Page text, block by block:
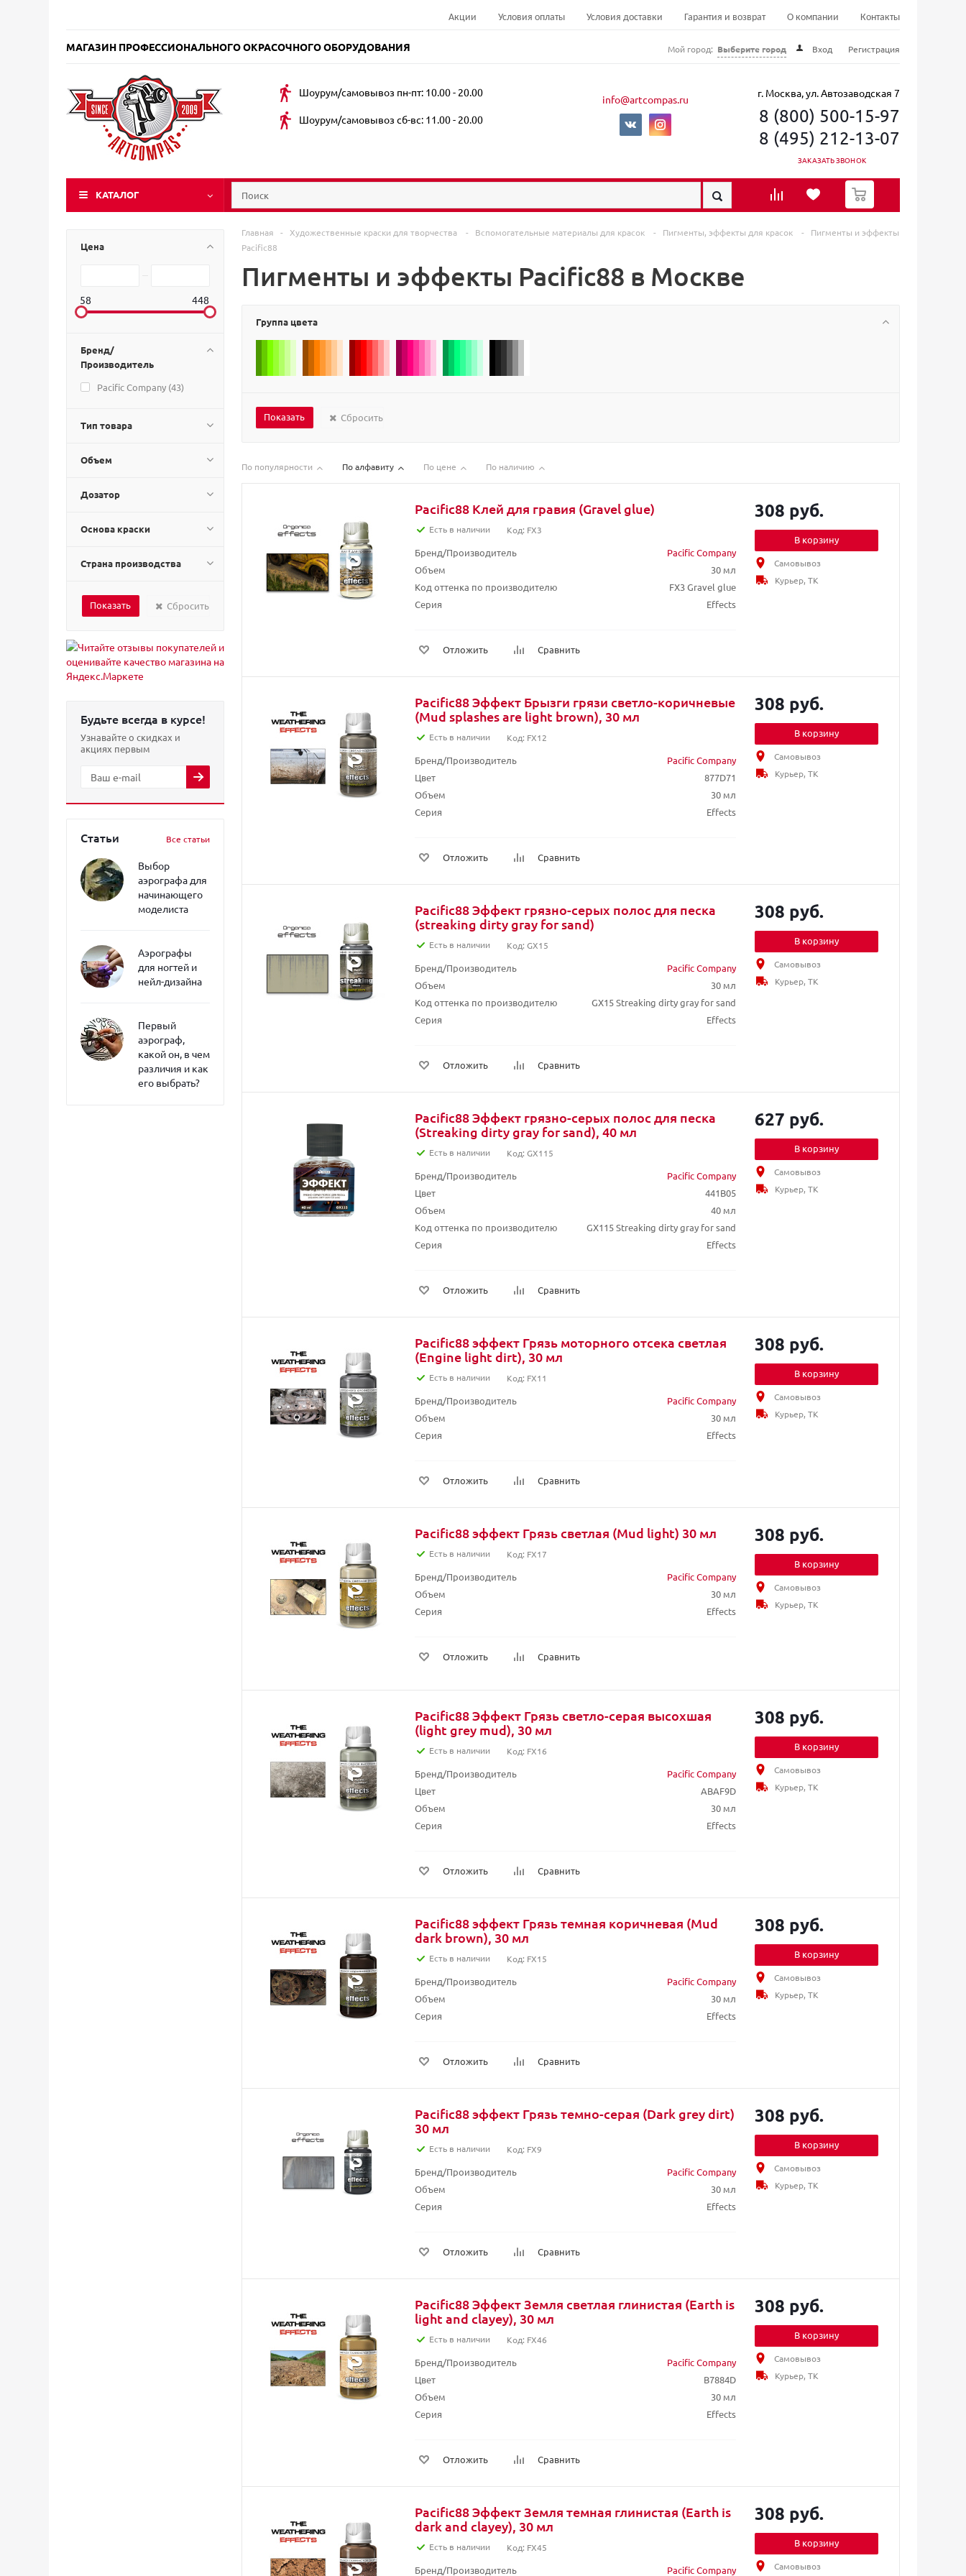
Акции Условия оплаты Условия доставки Гарантия и возврат О компании Контакты
МАГАЗИН ПРОФЕССИОНАЛЬНОГО ОКРАСОЧНОГО ОБОРУДОВАНИЯ Мой город: Выберите город Вход Регистрация
Шоурум/самовывоз пн-пт: 10.00 - 20.00
Шоурум/самовывоз сб-вс: 11.00 - 20.00
info@artcompas.ru г. Москва, ул. Автозаводская 7
8 (800) 500-15-97
8 (495) 212-13-07
ЗАКАЗАТЬ ЗВОНОК
КАТАЛОГ
0
Цена
58 448
Бренд/
Производитель
Pacific Company (43)
Тип товара
Объем
Дозатор
Основа краски
Страна производства
Сбросить
Будьте всегда в курсе!
Узнавайте о скидках и
акциях первым
Статьи Все статьи
Выбор
аэрографа для
начинающего
моделиста
Аэрографы
для ногтей и
нейл-дизайна
Первый
аэрограф,
какой он, в чем
различия и как
его выбрать?
Главная - Художественные краски для творчества - Вспомогательные материалы для красок - Пигменты, эффекты для красок -
Пигменты и эффекты
Pacific88
Пигменты и эффекты Pacific88 в Москве
Группа цвета
Сбросить
По популярности По алфавиту По цене По наличию
Pacific88 Клей для гравия (Gravel glue)
Есть в наличии Код: FX3
Бренд/Производитель
Pacific Company
Объем
30 мл
Код оттенка по производителю
FX3 Gravel glue
Серия
Effects
Отложить Сравнить
308 руб.
В корзину
Самовывоз
Курьер, ТК
Pacific88 Эффект Брызги грязи светло-коричневые
(Mud splashes are light brown), 30 мл
Есть в наличии Код: FX12
Бренд/Производитель
Pacific Company
Цвет
877D71
Объем
30 мл
Серия
Effects
Отложить Сравнить
308 руб.
В корзину
Самовывоз
Курьер, ТК
Pacific88 Эффект грязно-серых полос для песка
(streaking dirty gray for sand)
Есть в наличии Код: GX15
Бренд/Производитель
Pacific Company
Объем
30 мл
Код оттенка по производителю
GX15 Streaking dirty gray for sand
Серия
Effects
Отложить Сравнить
308 руб.
В корзину
Самовывоз
Курьер, ТК
Pacific88 Эффект грязно-серых полос для песка
(Streaking dirty gray for sand), 40 мл
Есть в наличии Код: GX115
Бренд/Производитель
Pacific Company
Цвет
441B05
Объем
40 мл
Код оттенка по производителю
GX115 Streaking dirty gray for sand
Серия
Effects
Отложить Сравнить
627 руб.
В корзину
Самовывоз
Курьер, ТК
Pacific88 эффект Грязь моторного отсека светлая
(Engine light dirt), 30 мл
Есть в наличии Код: FX11
Бренд/Производитель
Pacific Company
Объем
30 мл
Серия
Effects
Отложить Сравнить
308 руб.
В корзину
Самовывоз
Курьер, ТК
Pacific88 эффект Грязь светлая (Mud light) 30 мл
Есть в наличии Код: FX17
Бренд/Производитель
Pacific Company
Объем
30 мл
Серия
Effects
Отложить Сравнить
308 руб.
В корзину
Самовывоз
Курьер, ТК
Pacific88 Эффект Грязь светло-серая высохшая
(light grey mud), 30 мл
Есть в наличии Код: FX16
Бренд/Производитель
Pacific Company
Цвет
ABAF9D
Объем
30 мл
Серия
Effects
Отложить Сравнить
308 руб.
В корзину
Самовывоз
Курьер, ТК
Pacific88 эффект Грязь темная коричневая (Mud
dark brown), 30 мл
Есть в наличии Код: FX15
Бренд/Производитель
Pacific Company
Объем
30 мл
Серия
Effects
Отложить Сравнить
308 руб.
В корзину
Самовывоз
Курьер, ТК
Pacific88 эффект Грязь темно-серая (Dark grey dirt)
30 мл
Есть в наличии Код: FX9
Бренд/Производитель
Pacific Company
Объем
30 мл
Серия
Effects
Отложить Сравнить
308 руб.
В корзину
Самовывоз
Курьер, ТК
Pacific88 Эффект Земля светлая глинистая (Earth is
light and clayey), 30 мл
Есть в наличии Код: FX46
Бренд/Производитель
Pacific Company
Цвет
B7884D
Объем
30 мл
Серия
Effects
Отложить Сравнить
308 руб.
В корзину
Самовывоз
Курьер, ТК
Pacific88 Эффект Земля темная глинистая (Earth is
dark and clayey), 30 мл
Есть в наличии Код: FX45
Бренд/Производитель Pacific Company
308 руб.
В корзину
Самовывоз